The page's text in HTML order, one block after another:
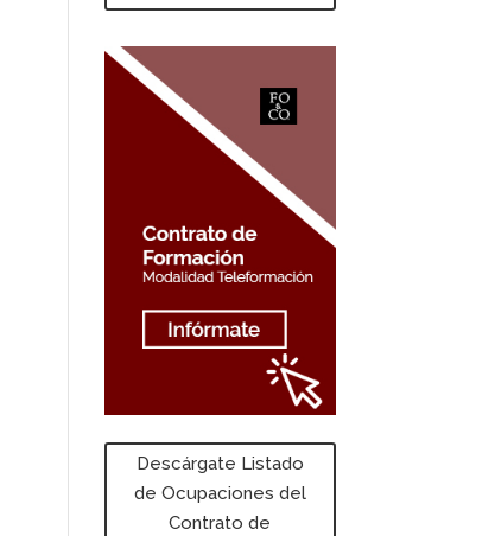
Descárgate Listado
de Ocupaciones del
Contrato de